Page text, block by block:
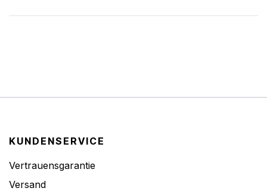
KUNDENSERVICE
Vertrauensgarantie
Versand